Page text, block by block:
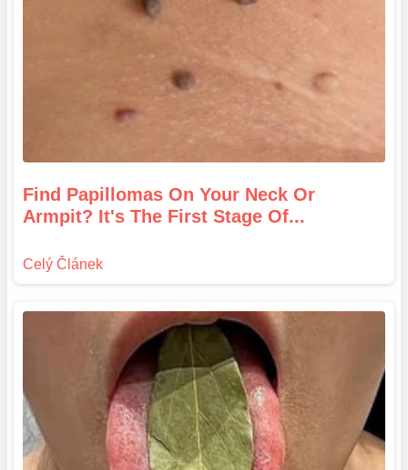
Find Papillomas On Your Neck Or
Armpit? It's The First Stage Of...